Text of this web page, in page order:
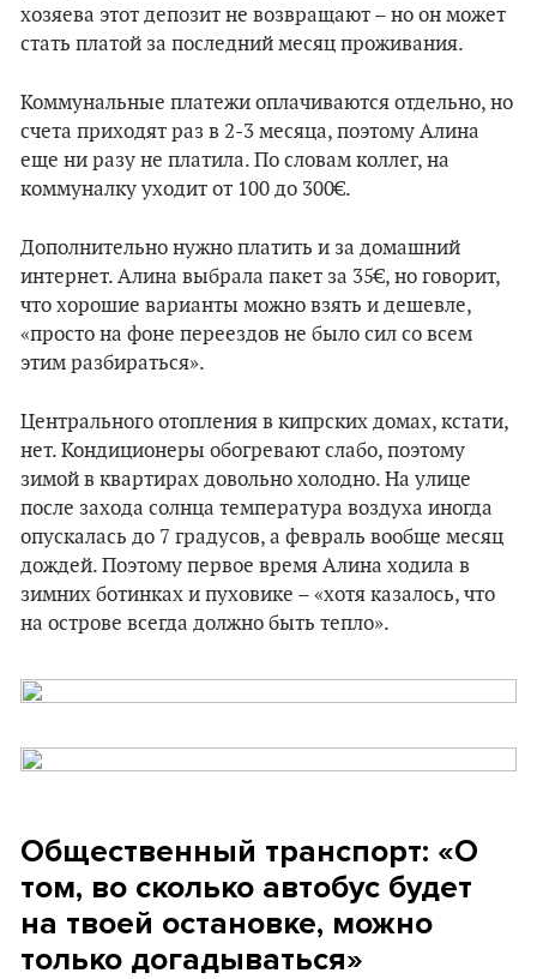
хозяева этот депозит не возвращают – но он может
стать платой за последний месяц проживания.
Коммунальные платежи оплачиваются отдельно, но
счета приходят раз в 2-3 месяца, поэтому Алина
еще ни разу не платила. По словам коллег, на
коммуналку уходит от 100 до 300€.
Дополнительно нужно платить и за домашний
интернет. Алина выбрала пакет за 35€, но говорит,
что хорошие варианты можно взять и дешевле,
«просто на фоне переездов не было сил со всем
этим разбираться».
Центрального отопления в кипрских домах, кстати,
нет. Кондиционеры обогревают слабо, поэтому
зимой в квартирах довольно холодно. На улице
после захода солнца температура воздуха иногда
опускалась до 7 градусов, а февраль вообще месяц
дождей. Поэтому первое время Алина ходила в
зимних ботинках и пуховике – «хотя казалось, что
на острове всегда должно быть тепло».
Общественный транспорт: «О
том, во сколько автобус будет
на твоей остановке, можно
только догадываться»